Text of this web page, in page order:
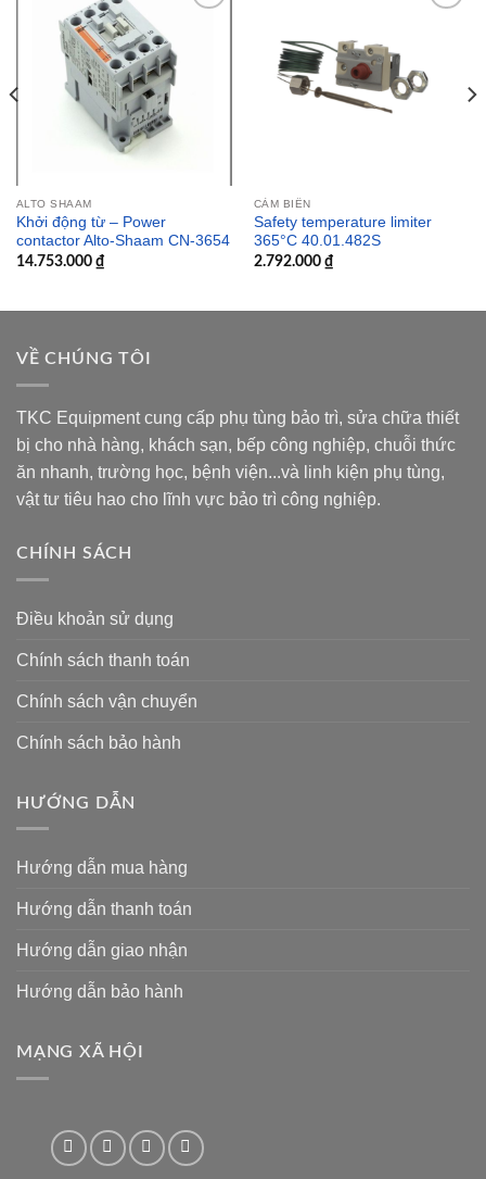
ALTO SHAAM
Khởi động từ – Power
contactor Alto-Shaam CN-3654
14.753.000 ₫
wishlist
CẢM BIẾN
Safety temperature limiter
365°C 40.01.482S
2.792.000 ₫
VỀ CHÚNG TÔI
TKC Equipment cung cấp phụ tùng bảo trì, sửa chữa thiết
bị cho nhà hàng, khách sạn, bếp công nghiệp, chuỗi thức
ăn nhanh, trường học, bệnh viện...và linh kiện phụ tùng,
vật tư tiêu hao cho lĩnh vực bảo trì công nghiệp.
CHÍNH SÁCH
Điều khoản sử dụng
Chính sách thanh toán
Chính sách vận chuyển
Chính sách bảo hành
HƯỚNG DẪN
Hướng dẫn mua hàng
Hướng dẫn thanh toán
Hướng dẫn giao nhận
Hướng dẫn bảo hành
MẠNG XÃ HỘI